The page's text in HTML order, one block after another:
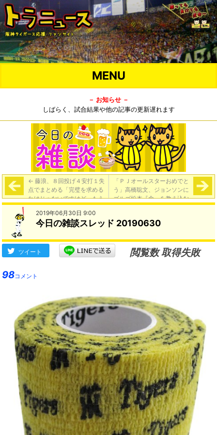
MENU
－ お知らせ －
しばらく、試合結果や他の記事の更新遅れます
← 藤浪、８回投げ４安打１失
点でまとめる「完璧を求める
わけじゃないですけど、もう
少し“こうしたいな”という部
分があるので。納得いくボー
ルを増やしていきたい」次登
（戸田）見込み
「ＰＪオールスターおめでと
う」高橋聡文、ジョンソンに
ゴルゴ松本『命』を教え込む
→
2019年06月30日 9:00
今日の雑談スレッド 20190630
ツイート
閲覧数 取得失敗
98コメント